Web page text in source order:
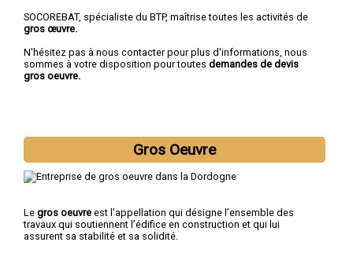
SOCOREBAT, spécialiste du BTP, maîtrise toutes les activités de
gros œuvre.
N'hésitez pas à nous contacter pour plus d'informations, nous
sommes à votre disposition pour toutes demandes de devis
gros oeuvre.
Gros Oeuvre
Le gros oeuvre est l’appellation qui désigne l’ensemble des
travaux qui soutiennent l’édifice en construction et qui lui
assurent sa stabilité et sa solidité.